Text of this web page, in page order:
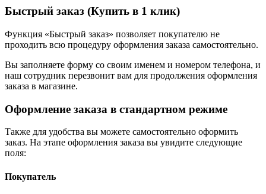
Быстрый заказ (Купить в 1 клик)
Функция «Быстрый заказ» позволяет покупателю не
проходить всю процедуру оформления заказа самостоятельно.
Вы заполняете форму со своим именем и номером телефона, и
наш сотрудник перезвонит вам для продолжения оформления
заказа в магазине.
Оформление заказа в стандартном режиме
Также для удобства вы можете самостоятельно оформить
заказ. На этапе оформления заказа вы увидите следующие
поля:
Покупатель